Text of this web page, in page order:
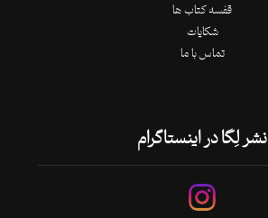
قفسه کتاب ها
شکایات
تماس با ما
نشر لِگا در اینستاگرام